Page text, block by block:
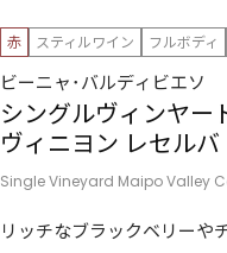
赤 スティルワイン フルボディ
ビーニャ･バルディビエソ
シングルヴィンヤー
ヴィニヨン レセルバ
Single Vineyard Maipo Valley
リッチなブラックベリーや